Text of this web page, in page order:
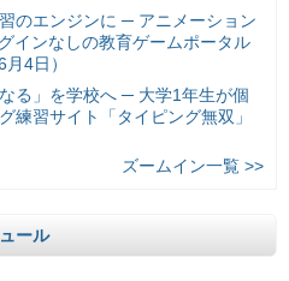
のエンジンに ─ アニメーション
インなしの教育ゲームポータル
4日）
る」を学校へ ─ 大学1年生が個
練習サイト「タイピング無双」
ズームイン一覧 >>
ール